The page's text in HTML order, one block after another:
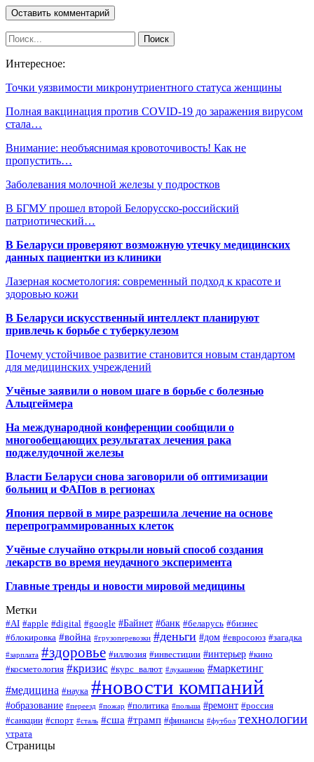
Интересное:
Точки уязвимости микронутриентного статуса женщины
Полная вакцинация против COVID-19 до заражения вирусом
стала…
Внимание: необъяснимая кровоточивость! Как не
пропустить…
Заболевания молочной железы у подростков
В БГМУ прошел второй Белорусско-российский
патриотический…
В Беларуси проверяют возможную утечку медицинских
данных пациентки из клиники
Лазерная косметология: современный подход к красоте и
здоровью кожи
В Беларуси искусственный интеллект планируют
привлечь к борьбе с туберкулезом
Почему устойчивое развитие становится новым стандартом
для медицинских учреждений
Учёные заявили о новом шаге в борьбе с болезнью
Альцгеймера
На международной конференции сообщили о
многообещающих результатах лечения рака
поджелудочной железы
Власти Беларуси снова заговорили об оптимизации
больниц и ФАПов в регионах
Япония первой в мире разрешила лечение на основе
перепрограммированных клеток
Учёные случайно открыли новый способ создания
лекарств во время неудачного эксперимента
Главные тренды и новости мировой медицины
Метки
#AI #apple #digital #google #Байнет #банк #беларусь #бизнес
#блокировка #война #грузоперевозки #деньги #дом #евросоюз #загадка
#зарплата #здоровье #иллюзия #инвестиции #интерьер #кино
#косметология #кризис #курс_валют #лукашенко #маркетинг
#медицина #наука #новости компаний
#образование #переезд #пожар #политика #польша #ремонт #россия
#санкции #спорт #сталь #сша #трамп #финансы #футбол технологии
утрата
Страницы